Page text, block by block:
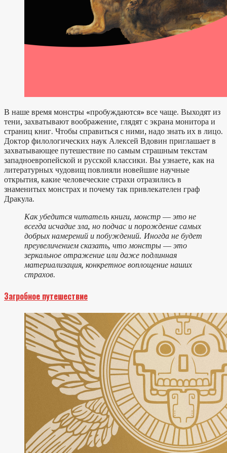
В наше время монстры «пробуждаются» все чаще. Выходят из
тени, захватывают воображение, глядят с экрана монитора и
страниц книг. Чтобы справиться с ними, надо знать их в лицо.
Доктор филологических наук Алексей Вдовин приглашает в
захватывающее путешествие по самым страшным текстам
западноевропейской и русской классики. Вы узнаете, как на
литературных чудовищ повлияли новейшие научные
открытия, какие человеческие страхи отразились в
знаменитых монстрах и почему так привлекателен граф
Дракула.
Как убедится читатель книги, монстр ― это не
всегда исчадие зла, но подчас и порождение самых
добрых намерений и побуждений. Иногда не будет
преувеличением сказать, что монстры ― это
зеркальное отражение или даже подлинная
материализация, конкретное воплощение наших
страхов.
Загробное путешествие